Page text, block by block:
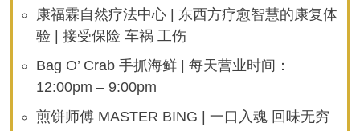
康福霖自然疗法中心 | 东西方疗愈智慧的康复体
验 | 接受保险 车祸 工伤
Bag O’ Crab 手抓海鲜 | 每天营业时间：
12:00pm – 9:00pm
煎饼师傅 MASTER BING | 一口入魂 回味无穷